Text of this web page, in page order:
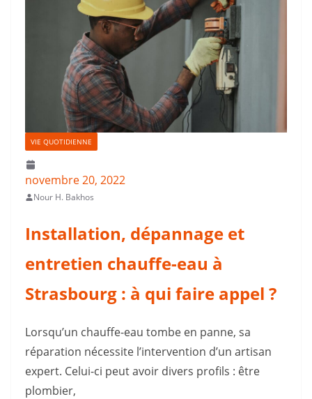
VIE QUOTIDIENNE
novembre 20, 2022
Nour H. Bakhos
Installation, dépannage et
entretien chauffe-eau à
Strasbourg : à qui faire appel ?
Lorsqu’un chauffe-eau tombe en panne, sa
réparation nécessite l’intervention d’un artisan
expert. Celui-ci peut avoir divers profils : être
plombier,